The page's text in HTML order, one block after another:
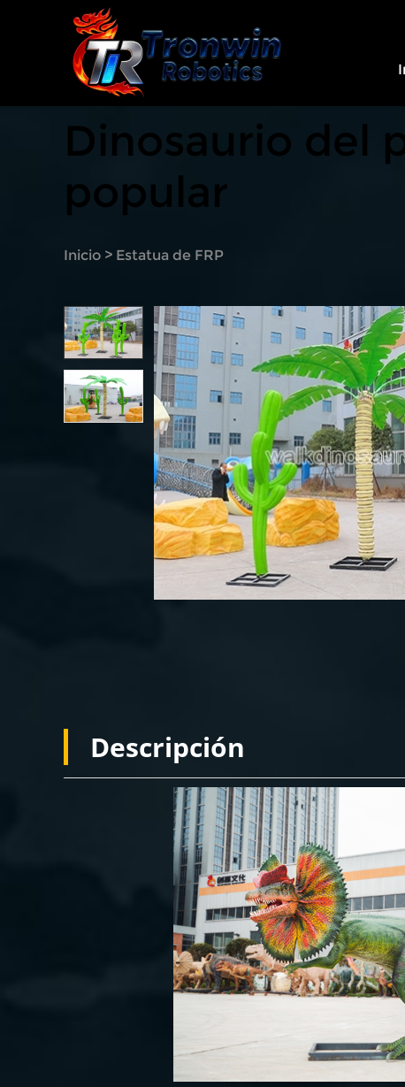
Dinosaurio del
popular
Inicio > Estatua de FRP
Descripción